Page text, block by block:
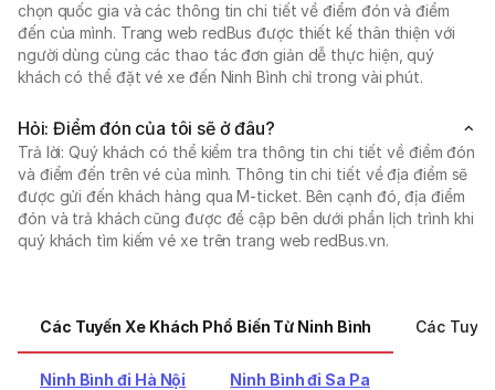
chọn quốc gia và các thông tin chi tiết về điểm đón và điểm
đến của mình. Trang web redBus được thiết kế thân thiện với
người dùng cùng các thao tác đơn giản dễ thực hiện, quý
khách có thể đặt vé xe đến Ninh Bình chỉ trong vài phút.
Hỏi: Điểm đón của tôi sẽ ở đâu?
Trả lời: Quý khách có thể kiểm tra thông tin chi tiết về điểm đón
và điểm đến trên vé của mình. Thông tin chi tiết về địa điểm sẽ
được gửi đến khách hàng qua M-ticket. Bên cạnh đó, địa điểm
đón và trả khách cũng được đề cập bên dưới phần lịch trình khi
quý khách tìm kiếm vé xe trên trang web redBus.vn.
Các Tuyến Xe Khách Phổ Biến Từ Ninh Bình Các
Ninh Bình đi Hà Nội Ninh Bình đi Sa Pa